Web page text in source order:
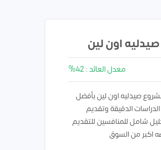
اون لين
معدل العائد : 42%
صيدليه اون لين بأفضل
الدقيقة وتقديم
شامل للمنافسين للتقديم
اكبر من السوق